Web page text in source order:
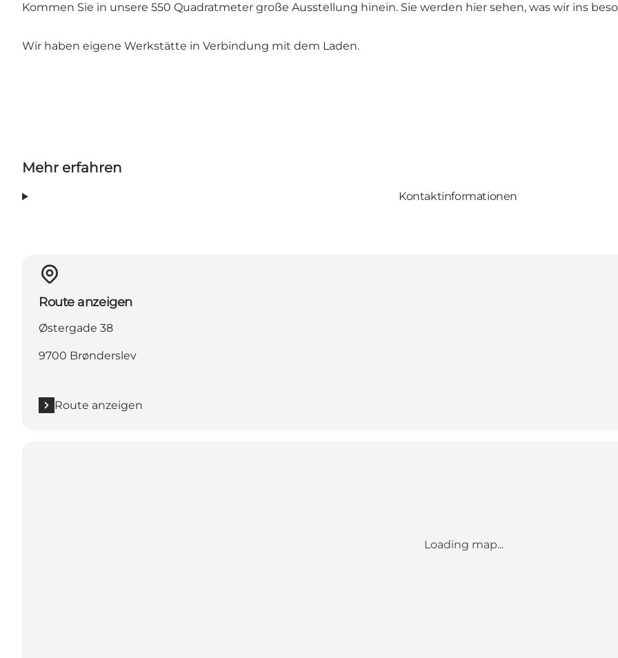
Kommen Sie in unsere 550 Quadratmeter große Ausstellung hinein. Sie werden hier sehen, was wir ins
Wir haben eigene Werkstätte in Verbindung mit dem Laden.
Mehr erfahren
Kontaktinformationen
Route anzeigen
Østergade 38
9700 Brønderslev
Route anzeigen
Loading map...